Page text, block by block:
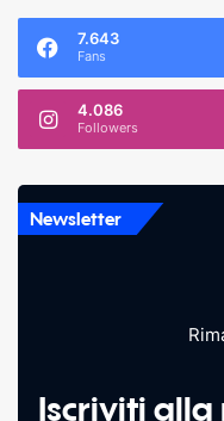
7.643
Fans
4.086
Followers
Newsletter
Iscriviti